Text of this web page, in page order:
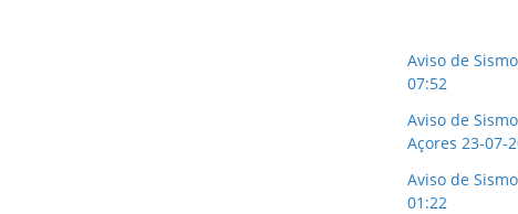
Aviso de
07:52
Aviso de
Açores 23-07-
Aviso de
01:22